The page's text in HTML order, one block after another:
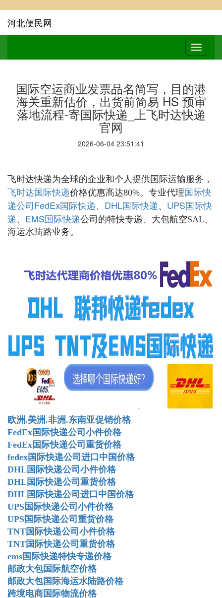
河北便民网
国际空运商业发票品名简写，目的港
海关重新估价，出货前简易 HS 预审
落地流程-寄国际快递_上飞时达快递
官网
2026-06-04 23:51:41
飞时达快递为全球的企业和个人提供国际运输服务，
飞时达国际快递价格优惠高达80%。专业代理国际快
递公司FedEx国际快递 、 DHL国际快递 、 UPS国际快
递 、 EMS国际快递公司的特快专递、大包航空SAL、
海运水陆路业务。
欧洲.美洲.非洲.东南亚促销价格
FedEx国际快递公司小件价格
FedEx国际快递公司重货价格
fedex国际快递公司进口中国价格
DHL国际快递公司小件价格
DHL国际快递公司重货价格
DHL国际快递公司进口中国价格
UPS国际快递公司小件价格
UPS国际快递公司重货价格
TNT国际快递公司小件价格
TNT国际快递公司重货价格
ems国际快递特快专递价格
邮政大包国际航空价格
邮政大包国际海运水陆路价格
跨境电商国际物流价格